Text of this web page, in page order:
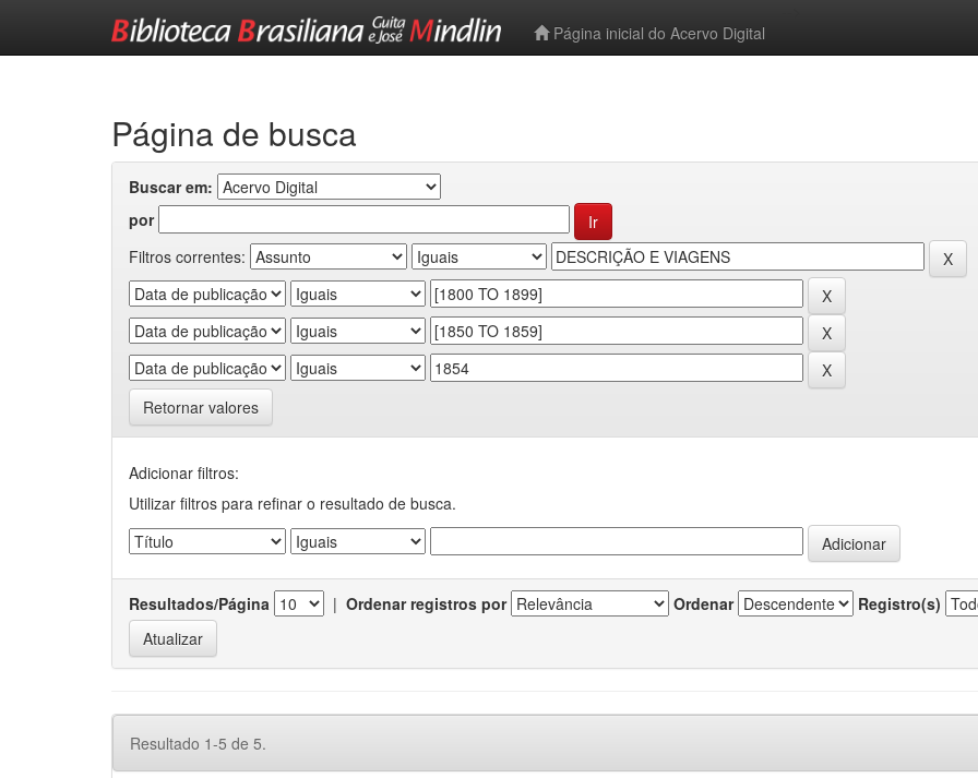
Página inicial do Acervo Digital
Página de busca
Buscar em:
por
Filtros correntes:
Retornar valores
Adicionar filtros:
Utilizar filtros para refinar o resultado de busca.
Resultados/Página | Ordenar registros por Ordenar Registro(s)
Resultado 1-5 de 5.